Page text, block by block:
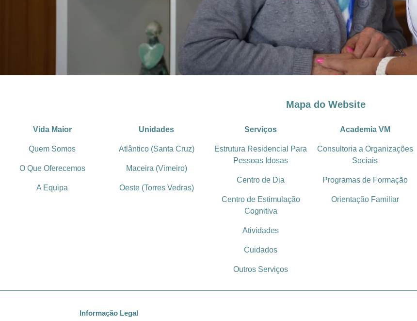
Mapa do Website
Vida Maior
Quem Somos
O Que Oferecemos
A Equipa
Unidades
Atlântico (Santa Cruz)
Maceira (Vimeiro)
Oeste (Torres Vedras)
Serviços
Estrutura Residencial Para
Pessoas Idosas
Centro de Dia
Centro de Estimulação
Cognitiva
Atividades
Cuidados
Outros Serviços
Academia VM
Consultoria a Organizações
Sociais
Programas de Formação
Orientação Familiar
Informação Legal